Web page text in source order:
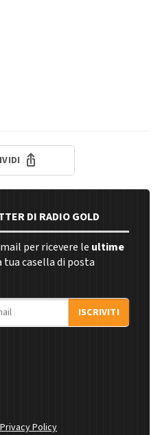
DI RADIO GOLD
per ricevere le ultime
casella di posta
ISCRIVITI
Privacy Policy